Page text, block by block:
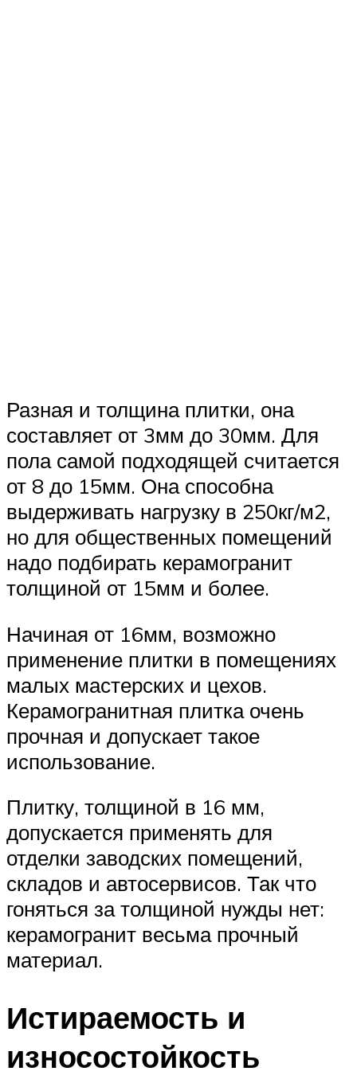
Разная и толщина плитки, она
составляет от 3мм до 30мм. Для
пола самой подходящей считается
от 8 до 15мм. Она способна
выдерживать нагрузку в 250кг/м2,
но для общественных помещений
надо подбирать керамогранит
толщиной от 15мм и более.
Начиная от 16мм, возможно
применение плитки в помещениях
малых мастерских и цехов.
Керамогранитная плитка очень
прочная и допускает такое
использование.
Плитку, толщиной в 16 мм,
допускается применять для
отделки заводских помещений,
складов и автосервисов. Так что
гоняться за толщиной нужды нет:
керамогранит весьма прочный
материал.
Истираемость и
износостойкость